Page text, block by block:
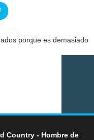
porque es demasiado
Country - Hombre de